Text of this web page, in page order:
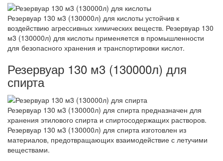
Резервуар 130 м3 (130000л) для кислоты устойчив к
воздействию агрессивных химических веществ. Резервуар 130
м3 (130000л) для кислоты применяется в промышленности
для безопасного хранения и транспортировки кислот.
Резервуар 130 м3 (130000л) для
спирта
Резервуар 130 м3 (130000л) для спирта предназначен для
хранения этилового спирта и спиртосодержащих растворов.
Резервуар 130 м3 (130000л) для спирта изготовлен из
материалов, предотвращающих взаимодействие с летучими
веществами.